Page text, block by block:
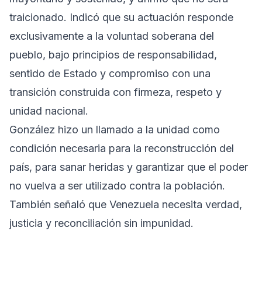
traicionado. Indicó que su actuación responde
exclusivamente a la voluntad soberana del
pueblo, bajo principios de responsabilidad,
sentido de Estado y compromiso con una
transición construida con firmeza, respeto y
unidad nacional.
González hizo un llamado a la unidad como
condición necesaria para la reconstrucción del
país, para sanar heridas y garantizar que el poder
no vuelva a ser utilizado contra la población.
También señaló que Venezuela necesita verdad,
justicia y reconciliación sin impunidad.